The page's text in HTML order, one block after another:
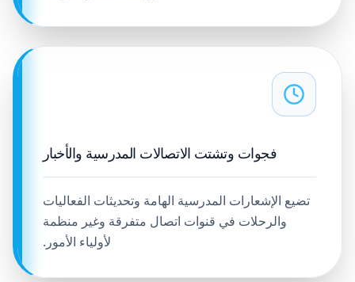
فجوات وتشتت الاتصالات المدرسية والأخبار
تضيع الإشعارات المدرسية الهامة وتحديثات الفعاليات
والرحلات في قنوات اتصال متفرقة وغير منظمة
لأولياء الأمور.